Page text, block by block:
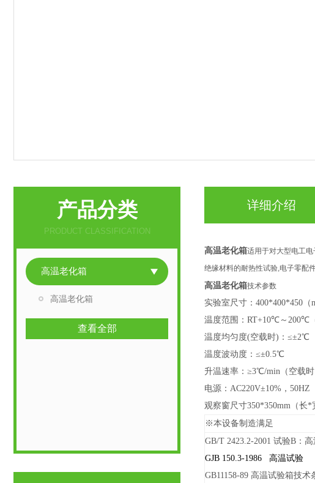
产品分类
PRODUCT CLASSIFICATION
高温老化箱
高温老化箱
查看全部
详细介绍
高温老化箱适用于对大型电工
绝缘材料的耐热性试验,电子零配
高温老化箱技术参数
实验室尺寸：400*400*450（
温度范围：RT+10℃～200℃
温度均匀度(空载时)：≤±2℃
温度波动度：≤±0.5℃
升温速率：≥3℃/min（空载时
电源：AC220V±10%，50HZ
观察窗尺寸350*350mm（长*
※本设备制造满足
GB/T 2423.2-2001 试验B：
GJB 150.3-1986 高温试验
GB11158-89 高温试验箱技术